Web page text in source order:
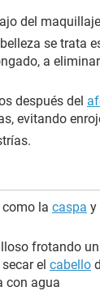
del maquillaje
se trata
a
después del
evitando
la caspa y
frotando
el cabello
con agua